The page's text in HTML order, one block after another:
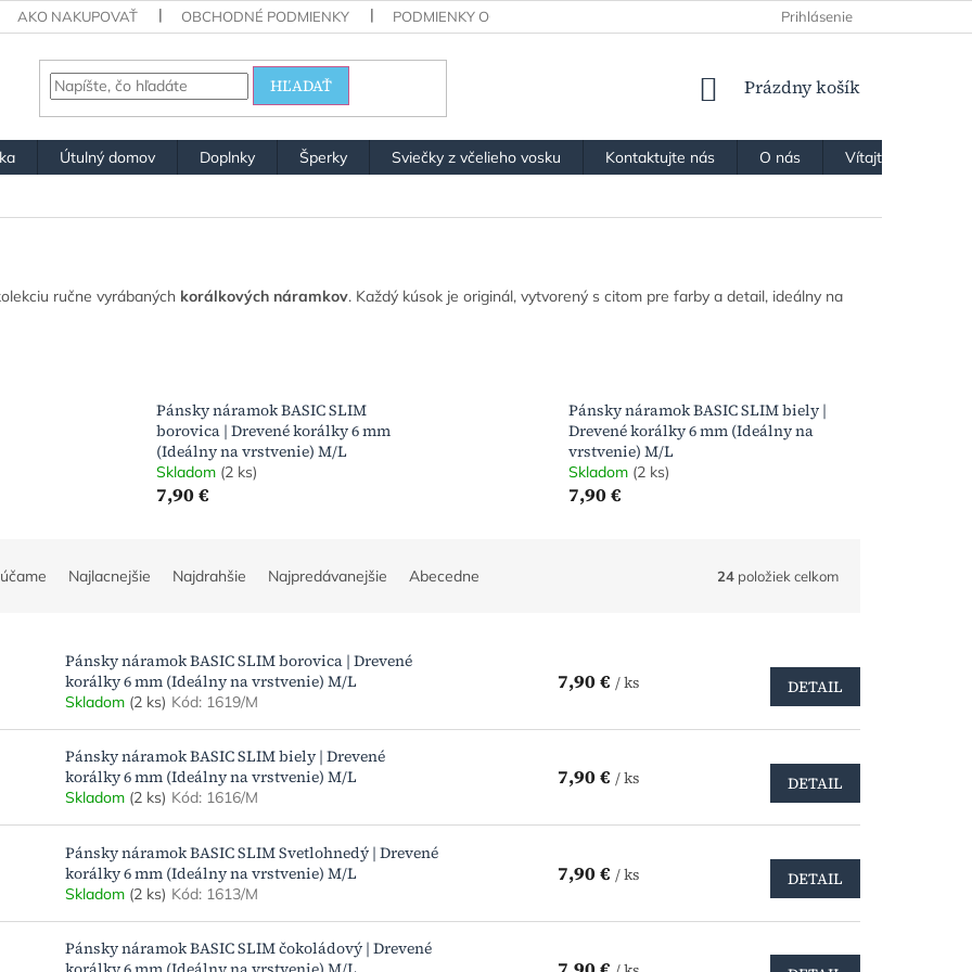
AKO NAKUPOVAŤ OBCHODNÉ PODMIENKY PODMIENKY OCHRANY OSOBNÝCH ÚDAJOV Prihlásenie
HĽADAŤ
NÁKUPNÝ
Prázdny košík
Útulný domov Doplnky Šperky Sviečky z včelieho vosku Kontaktujte nás O nás
Vítajte v našom
ručne vyrábaných korálkových náramkov. Každý kúsok je originál, vytvorený s citom pre farby a detail, ideálny na
Pánsky náramok BASIC SLIM
borovica | Drevené korálky 6 mm
(Ideálny na vrstvenie) M/L
Skladom (2 ks)
7,90 €
Pánsky náramok BASIC SLIM biely |
Drevené korálky 6 mm (Ideálny na
vrstvenie) M/L
Skladom (2 ks)
7,90 €
Najlacnejšie Najdrahšie Najpredávanejšie Abecedne 24 položiek celkom
Pánsky náramok BASIC SLIM borovica | Drevené
korálky 6 mm (Ideálny na vrstvenie) M/L
Skladom (2 ks) Kód: 1619/M
7,90 € / ks DETAIL
Pánsky náramok BASIC SLIM biely | Drevené
korálky 6 mm (Ideálny na vrstvenie) M/L
Skladom (2 ks) Kód: 1616/M
7,90 € / ks DETAIL
Pánsky náramok BASIC SLIM Svetlohnedý | Drevené
korálky 6 mm (Ideálny na vrstvenie) M/L
Skladom (2 ks) Kód: 1613/M
7,90 € / ks DETAIL
Pánsky náramok BASIC SLIM čokoládový | Drevené